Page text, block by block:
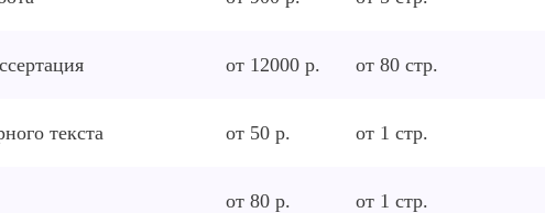
от 12000 р. от 80стр.
текста от 50 р. от 1 стр.
от 80 р. от 1 стр.